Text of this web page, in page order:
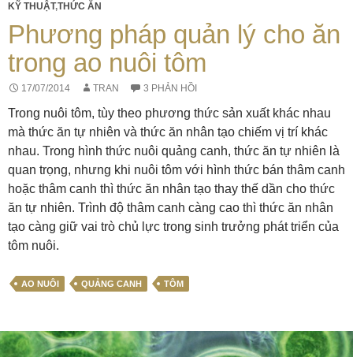
KỸ THUẬT,THỨC ĂN
Phương pháp quản lý cho ăn
trong ao nuôi tôm
17/07/2014 TRAN 3 PHẢN HỒI
Trong nuôi tôm, tùy theo phương thức sản xuất khác nhau
mà thức ăn tự nhiên và thức ăn nhân tạo chiếm vị trí khác
nhau. Trong hình thức nuôi quảng canh, thức ăn tự nhiên là
quan trọng, nhưng khi nuôi tôm với hình thức bán thâm canh
hoặc thâm canh thì thức ăn nhân tạo thay thế dần cho thức
ăn tự nhiên. Trình độ thâm canh càng cao thì thức ăn nhân
tạo càng giữ vai trò chủ lực trong sinh trưởng phát triển của
tôm nuôi.
AO NUÔI QUẢNG CANH TÔM